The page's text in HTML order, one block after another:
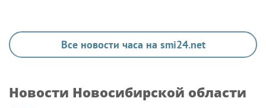
Все новости часа на smi24.net
Новости Новосибирской области